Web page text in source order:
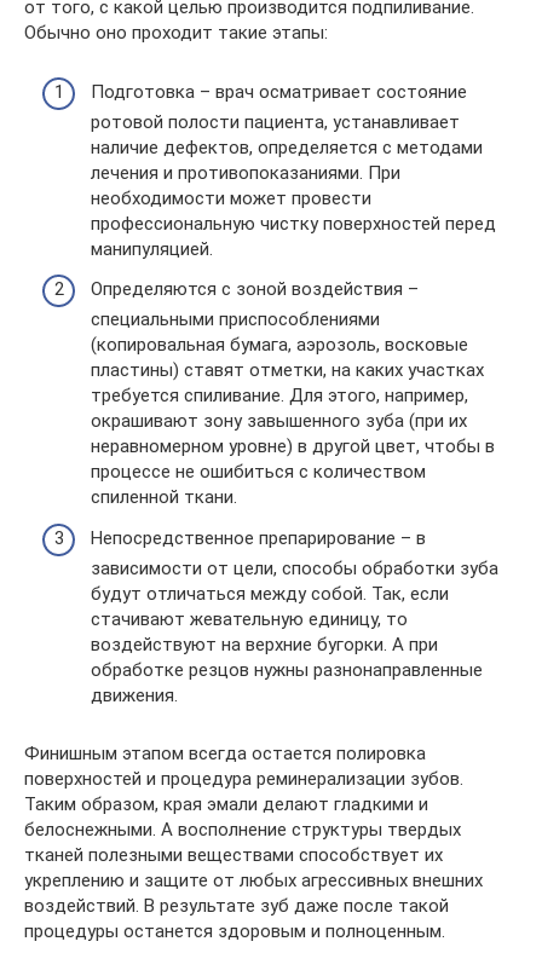
от того, с какой целью производится подпиливание.
Обычно оно проходит такие этапы:
Подготовка – врач осматривает состояние
ротовой полости пациента, устанавливает
наличие дефектов, определяется с методами
лечения и противопоказаниями. При
необходимости может провести
профессиональную чистку поверхностей перед
манипуляцией.
Определяются с зоной воздействия –
специальными приспособлениями
(копировальная бумага, аэрозоль, восковые
пластины) ставят отметки, на каких участках
требуется спиливание. Для этого, например,
окрашивают зону завышенного зуба (при их
неравномерном уровне) в другой цвет, чтобы в
процессе не ошибиться с количеством
спиленной ткани.
Непосредственное препарирование – в
зависимости от цели, способы обработки зуба
будут отличаться между собой. Так, если
стачивают жевательную единицу, то
воздействуют на верхние бугорки. А при
обработке резцов нужны разнонаправленные
движения.
Финишным этапом всегда остается полировка
поверхностей и процедура реминерализации зубов.
Таким образом, края эмали делают гладкими и
белоснежными. А восполнение структуры твердых
тканей полезными веществами способствует их
укреплению и защите от любых агрессивных внешних
воздействий. В результате зуб даже после такой
процедуры останется здоровым и полноценным.